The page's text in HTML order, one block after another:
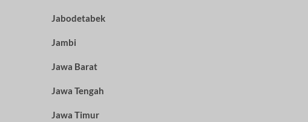
Jabodetabek
Jambi
Jawa Barat
Jawa Tengah
Jawa Timur